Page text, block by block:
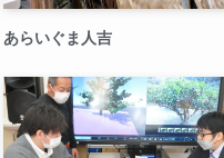
あらいぐま人吉